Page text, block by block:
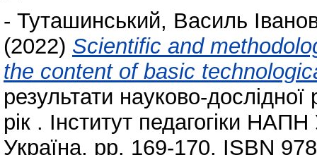
- Туташинський, Василь
(2022) Scientific and
the content of basic
результати науково-дослідної
рік . Інститут педагогіки
Україна, pp. 169-170. ISBN